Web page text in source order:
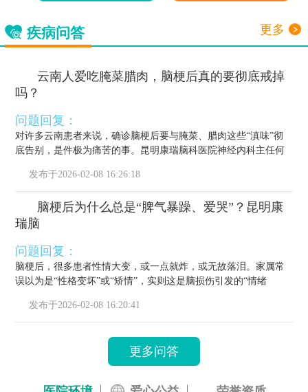
疾病问答 更多
云南人爱吃腌菜腊肉，脑梗后真的要彻底戒掉
吗？
问题回复：
对许多云南患者来说，确诊脑梗后要与腌菜、腊肉这些“滇味”彻
底告别，是件极为痛苦的事。昆明康瑞脑科医院神经内科主任何
发布于2026-02-08 16:26:18
脑梗后为什么总是“脾气暴躁、爱哭”？昆明康
瑞脑
问题回复：
脑梗后，很多患者性情大变，或一点就炸，或无故落泪。家属常
误以为是“性格变坏”或“矫情”，实则这是脑损伤引发的“情绪
发布于2026-02-08 16:20:41
更多问答